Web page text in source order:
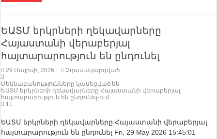
ԵԱՏՄ երկրների ղեկավարները
Հայաստանի վերաբերյալ
հայտարարություն են ընդունել
29 Մայիսի, 2026
Չդասակարգված
Մեկնաբանությունները կասեցված են
ԵԱՏՄ երկրների ղեկավարները Հայաստանի վերաբերյալ
հայտարարություն են ընդունել-ում
11
ԵԱՏՄ երկրների ղեկավարները Հայաստանի վերաբերյալ
հայտարարություն են ընդունել Fri, 29 May 2026 15:45:01